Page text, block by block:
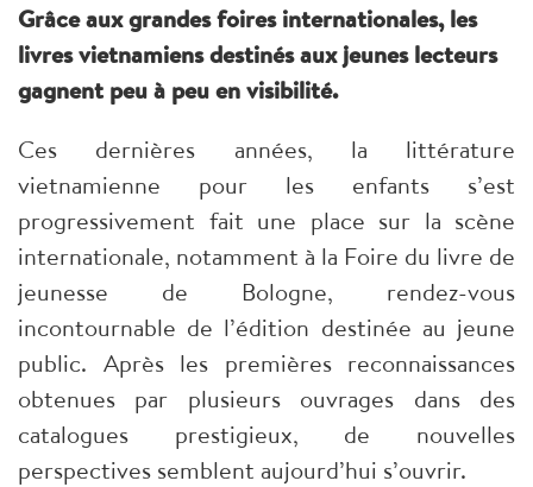
Grâce aux grandes foires internationales, les
livres vietnamiens destinés aux jeunes lecteurs
gagnent peu à peu en visibilité.
Ces dernières années, la littérature
vietnamienne pour les enfants s’est
progressivement fait une place sur la scène
internationale, notamment à la Foire du livre de
jeunesse de Bologne, rendez-vous
incontournable de l’édition destinée au jeune
public. Après les premières reconnaissances
obtenues par plusieurs ouvrages dans des
catalogues prestigieux, de nouvelles
perspectives semblent aujourd’hui s’ouvrir.